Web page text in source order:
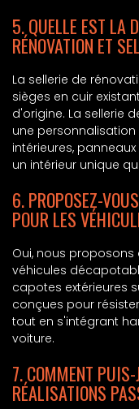
5. QUELLE EST LA
RÉNOVATION ET
La sellerie de
sièges en cuir
d'origine. La sellerie
une
intérieures,
un intérieur unique
6. PROPOSEZ-
POUR LES
Oui, nous proposons
véhicules
capotes extérieures
conçues pour
tout en s'intégrant
voiture.
7. COMMENT PUIS-
RÉALISATIONS